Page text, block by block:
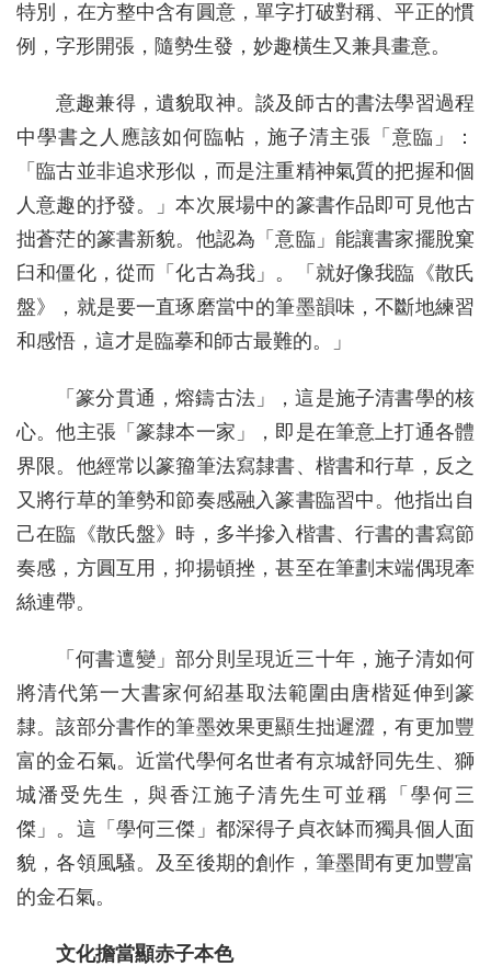
特別，在方整中含有圓意，單字打破對稱、平正的慣
例，字形開張，隨勢生發，妙趣橫生又兼具畫意。
意趣兼得，遺貌取神。談及師古的書法學習過程
中學書之人應該如何臨帖，施子清主張「意臨」：
「臨古並非追求形似，而是注重精神氣質的把握和個
人意趣的抒發。」本次展場中的篆書作品即可見他古
拙蒼茫的篆書新貌。他認為「意臨」能讓書家擺脫窠
臼和僵化，從而「化古為我」。「就好像我臨《散氏
盤》，就是要一直琢磨當中的筆墨韻味，不斷地練習
和感悟，這才是臨摹和師古最難的。」
「篆分貫通，熔鑄古法」，這是施子清書學的核
心。他主張「篆隸本一家」，即是在筆意上打通各體
界限。他經常以篆籀筆法寫隸書、楷書和行草，反之
又將行草的筆勢和節奏感融入篆書臨習中。他指出自
己在臨《散氏盤》時，多半摻入楷書、行書的書寫節
奏感，方圓互用，抑揚頓挫，甚至在筆劃末端偶現牽
絲連帶。
「何書邅變」部分則呈現近三十年，施子清如何
將清代第一大書家何紹基取法範圍由唐楷延伸到篆
隸。該部分書作的筆墨效果更顯生拙遲澀，有更加豐
富的金石氣。近當代學何名世者有京城舒同先生、獅
城潘受先生，與香江施子清先生可並稱「學何三
傑」。這「學何三傑」都深得子貞衣缽而獨具個人面
貌，各領風騷。及至後期的創作，筆墨間有更加豐富
的金石氣。
文化擔當顯赤子本色